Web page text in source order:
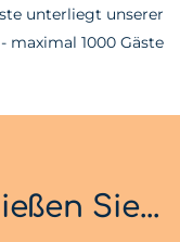
unterliegt unserer
maximal 1000 Gäste
Sie...